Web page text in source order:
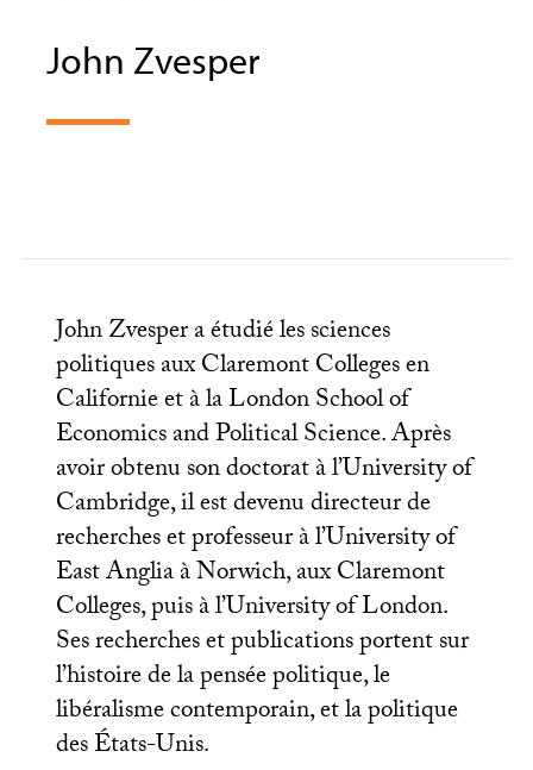
John Zvesper
John Zvesper a étudié les sciences
politiques aux Claremont Colleges en
Californie et à la London School of
Economics and Political Science. Après
avoir obtenu son doctorat à l’University of
Cambridge, il est devenu directeur de
recherches et professeur à l’University of
East Anglia à Norwich, aux Claremont
Colleges, puis à l’University of London.
Ses recherches et publications portent sur
l’histoire de la pensée politique, le
libéralisme contemporain, et la politique
des États-Unis.